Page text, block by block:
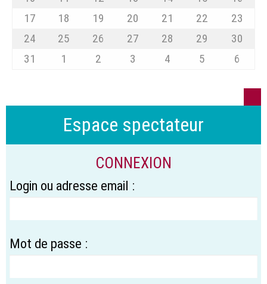
17
18 19 20 21 22
23
24
25 26 27 28 29
30
31
1 2 3 4 5 6
Espace spectateur
CONNEXION
Login ou adresse email :
Mot de passe :